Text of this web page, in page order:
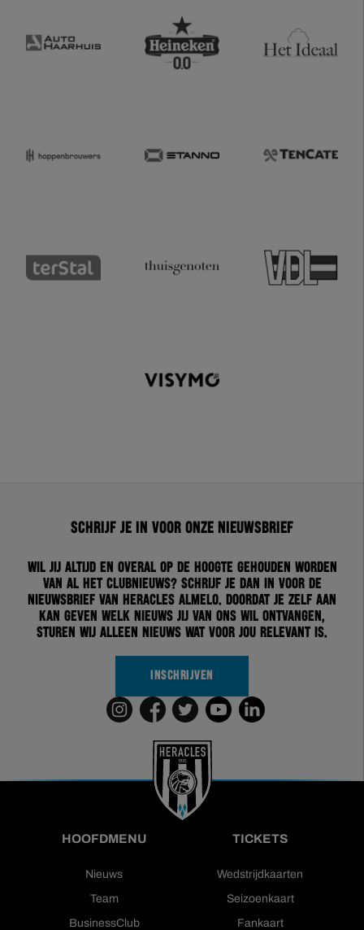
Schrijf je in voor onze nieuwsbrief
Wil jij altijd en overal op de hoogte gehouden worden
van al het clubnieuws? Schrijf je dan in voor de
nieuwsbrief van Heracles Almelo. Doordat je zelf aan
kan geven welk nieuws jij van ons wil ontvangen,
sturen wij alleen nieuws wat voor jou relevant is.
INSCHRIJVEN
HOOFDMENU
Nieuws
Team
BusinessClub
TICKETS
Wedstrijdkaarten
Seizoenkaart
Fankaart